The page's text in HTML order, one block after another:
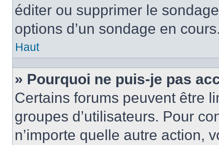
éditer ou supprimer le
options d’un sondage en
Haut
» Pourquoi ne puis-je pas
Certains forums peuvent être
groupes d’utilisateurs. Pour
n’importe quelle autre action,